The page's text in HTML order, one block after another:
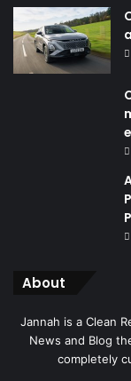
About
Jannah is a Clean
News and Blog
completely